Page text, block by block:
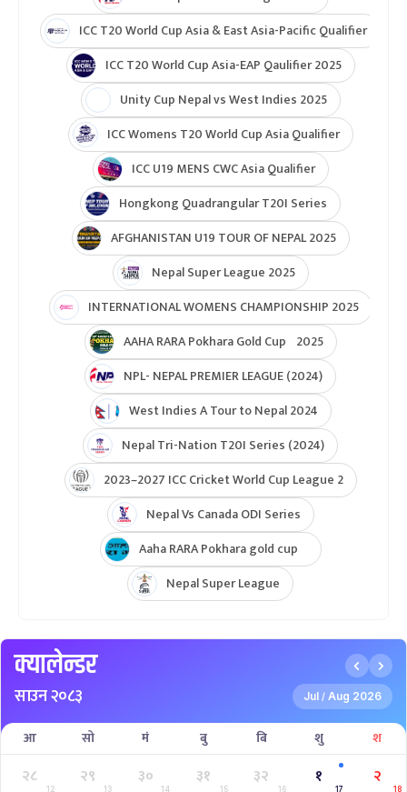
ICC T20 World Cup Asia & East Asia-Pacific Qualifier
ICC T20 World Cup Asia-EAP Qaulifier 2025
Unity Cup Nepal vs West Indies 2025
ICC Womens T20 World Cup Asia Qualifier
ICC U19 MENS CWC Asia Qualifier
Hongkong Quadrangular T20I Series
AFGHANISTAN U19 TOUR OF NEPAL 2025
Nepal Super League 2025
INTERNATIONAL WOMENS CHAMPIONSHIP 2025
AAHA RARA Pokhara Gold Cup 2025
NPL- NEPAL PREMIER LEAGUE (2024)
West Indies A Tour to Nepal 2024
Nepal Tri-Nation T20I Series (2024)
2023–2027 ICC Cricket World Cup League 2
Nepal Vs Canada ODI Series
Aaha RARA Pokhara gold cup
Nepal Super League
क्यालेन्डर
साउन २०८३ Jul / Aug 2026
आ सो मं बु बि शु श
२८
12
२९
13
३०
14
३१
15
३२
16
१
17
२
18